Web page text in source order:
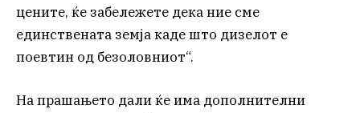
цените, ќе забележете дека ние сме
единствената земја каде што дизелот е
поевтин од безоловниот“.
На прашањето дали ќе има дополнителни